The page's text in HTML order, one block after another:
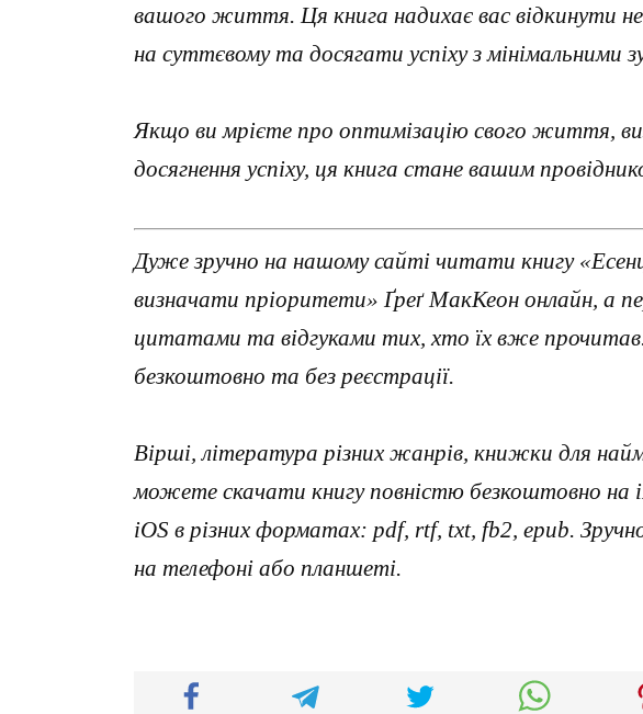
вашого життя. Ця книга надихає вас відкинути
на суттєвому та досягати успіху з мінімальними
Якщо ви мрієте про оптимізацію свого життя,
досягнення успіху, ця книга стане вашим
Дуже зручно на нашому сайті читати книгу
визначати пріоритети» Ґреґ МакКеон онлайн, а
цитатами та відгуками тих, хто їх вже
безкоштовно та без реєстрації.
Вірші, література різних жанрів, книжки для
можете скачати книгу повністю безкоштовно
iOS в різних форматах: pdf, rtf, txt, fb2, epub.
на телефоні або планшеті.